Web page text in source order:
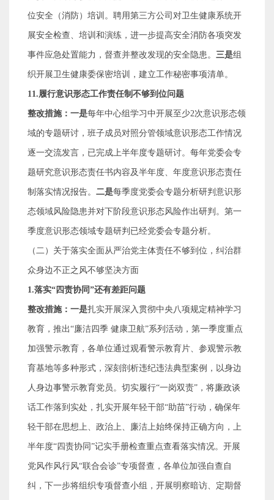
位安全（消防）培训。聘用第三方公司对卫生健康系统开
展安全检查、培训和演练，进一步提高安全消防各项突发
事件应急处置能力，督查并整改发现的安全隐患。 三是组
织开展卫生健康委保密培训，建立工作秘密事项清单。
11.履行意识形态工作责任制不够到位问题
整改措施：一是每年中心组学习中开展至少2次意识形态领
域的专题研讨，班子成员对照分管领域意识形态工作情况
逐一交流发言，已完成上半年度专题研讨。每年党委会专
题研究意识形态责任书内容及半年度、年度意识形态责任
制落实情况报告。 二是每季度党委会专题分析研判意识形
态领域风险隐患并对下阶段意识形态风险作出研判。第一
季度意识形态领域专题研判已经党委会专题分析。
（二）关于落实全面从严治党主体责任不够到位，纠治群
众身边不正之风不够坚决方面
1.落实“ 四责协同 ”还有差距问题
整改措施：一是扎实开展深入贯彻中央八项规定精神学习
教育，推出“廉洁四季 健康卫航”系列活动，第一季度重点
加强警示教育，各单位通过观看警示教育片、参观警示教
育基地等多种形式，深刻剖析违纪违法典型案例，以身边
人身边事警示教育党员。切实履行“一岗双责” ，将廉政谈
话工作落到实处，扎实开展年轻干部“助苗”行动，确保年
轻干部在思想上、政治上、廉洁上始终保持正确方向，上
半年度“四责协同 ”记实手册检查重点查看落实情况。开展
党风作风行风“联合会诊”专项督查，各单位加强自查自
纠，下一步将组织专项督查小组，开展明察暗访、定期督